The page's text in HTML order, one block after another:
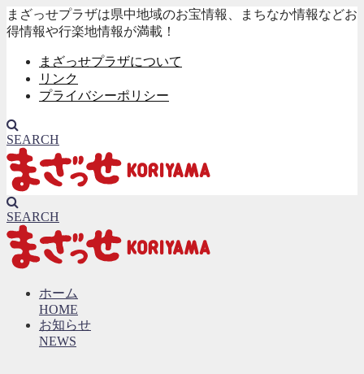
まざっせプラザは県中地域のお宝情報、まちなか情報などお
得情報や行楽地情報が満載！
まざっせプラザについて
リンク
プライバシーポリシー
SEARCH
SEARCH
ホーム
HOME
お知らせ
NEWS